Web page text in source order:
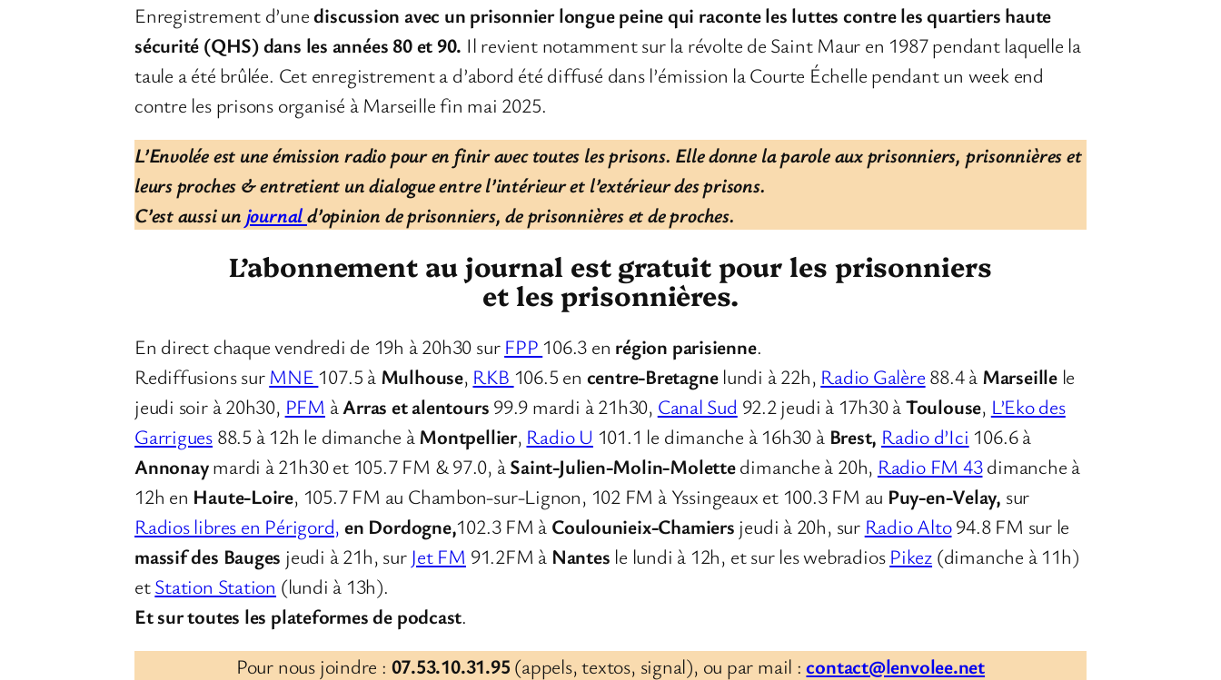
Enregistrement d’unediscussion avec un prisonnier longue peine qui raconte les luttes contre les quartiers haute
sécurité (QHS) dans les années 80 et 90. Il revient notamment sur la révolte de Saint Maur en 1987 pendant laquelle la
taule a été brûlée. Cet enregistrement a d’abord été diffusé dans l’émission la Courte Échelle pendant un week end
contre les prisons organisé à Marseille fin mai 2025.
L’Envolée est une émission radio pour en finir avec toutes les prisons. Elle donne la parole aux prisonniers, prisonnières et
leurs proches & entretient un dialogue entre l’intérieur et l’extérieur des prisons.
C’est aussi un journald’opinion de prisonniers, de prisonnières et de proches.
L’abonnement au journal est gratuit pour les prisonniers
et les prisonnières.
En direct chaque vendredi de 19h à 20h30 sur FPP 106.3 en région parisienne.
Rediffusions sur MNE 107.5 à Mulhouse, RKB 106.5 en centre-Bretagnelundi à 22h, Radio Galère 88.4 à Marseille le
jeudi soir à 20h30, PFM à Arras et alentours 99.9 mardi à 21h30, Canal Sud 92.2 jeudi à 17h30 à Toulouse, L’Eko des
Garrigues 88.5 à 12h le dimanche à Montpellier, Radio U 101.1 le dimanche à 16h30 à Brest, Radio d’Ici 106.6 à
Annonaymardi à 21h30 et 105.7 FM & 97.0, à Saint-Julien-Molin-Molettedimanche à 20h, Radio FM 43dimanche à
12h en Haute-Loire, 105.7 FM au Chambon-sur-Lignon, 102 FM à Yssingeaux et 100.3 FM au Puy-en-Velay, sur
Radios libres en Périgord, en Dordogne,102.3 FM à Coulounieix-Chamiers jeudi à 20h, sur Radio Alto94.8 FM sur le
massif des Bauges jeudi à 21h, sur Jet FM 91.2FM à Nantes le lundi à 12h, et sur les webradios Pikez (dimanche à 11h)
etStation Station (lundi à 13h).
Et sur toutes les plateformes de podcast.
Pour nous joindre : 07.53.10.31.95 (appels, textos, signal), ou par mail :contact@lenvolee.net